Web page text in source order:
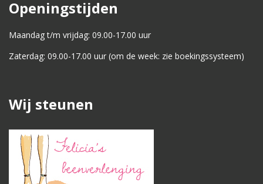
Openingstijden
Maandag t/m vrijdag: 09.00-17.00 uur
Zaterdag: 09.00-17.00 uur (om de week: zie boekingssysteem)
Wij steunen